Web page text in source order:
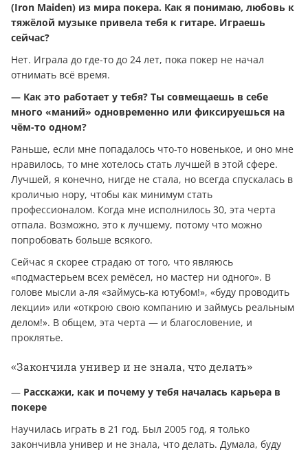
(Iron Maiden) из мира покера. Как я понимаю, любовь к
тяжёлой музыке привела тебя к гитаре. Играешь
сейчас?
Нет. Играла до где-то до 24 лет, пока покер не начал
отнимать всё время.
— Как это работает у тебя? Ты совмещаешь в себе
много «маний» одновременно или фиксируешься на
чём-то одном?
Раньше, если мне попадалось что-то новенькое, и оно мне
нравилось, то мне хотелось стать лучшей в этой сфере.
Лучшей, я конечно, нигде не стала, но всегда спускалась в
кроличью нору, чтобы как минимум стать
профессионалом. Когда мне исполнилось 30, эта черта
отпала. Возможно, это к лучшему, потому что можно
попробовать больше всякого.
Сейчас я скорее страдаю от того, что являюсь
«подмастерьем всех ремёсел, но мастер ни одного». В
голове мысли а-ля «займусь-ка ютубом!», «буду проводить
лекции» или «открою свою компанию и займусь реальным
делом!». В общем, эта черта — и благословение, и
проклятье.
«Закончила универ и не знала, что делать»
— Расскажи, как и почему у тебя началась карьера в
покере
Научилась играть в 21 год. Был 2005 год, я только
закончивла универ и не знала, что делать. Думала, буду